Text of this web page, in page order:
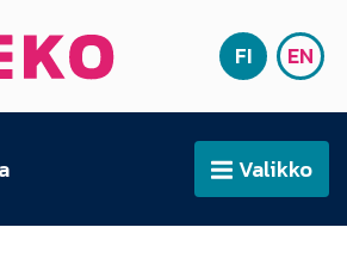
SUOMI
FI EN
AvaaValikko